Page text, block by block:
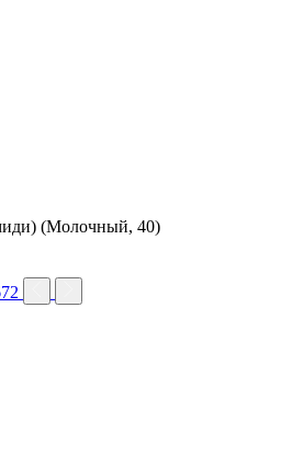
(Молочный, 40)